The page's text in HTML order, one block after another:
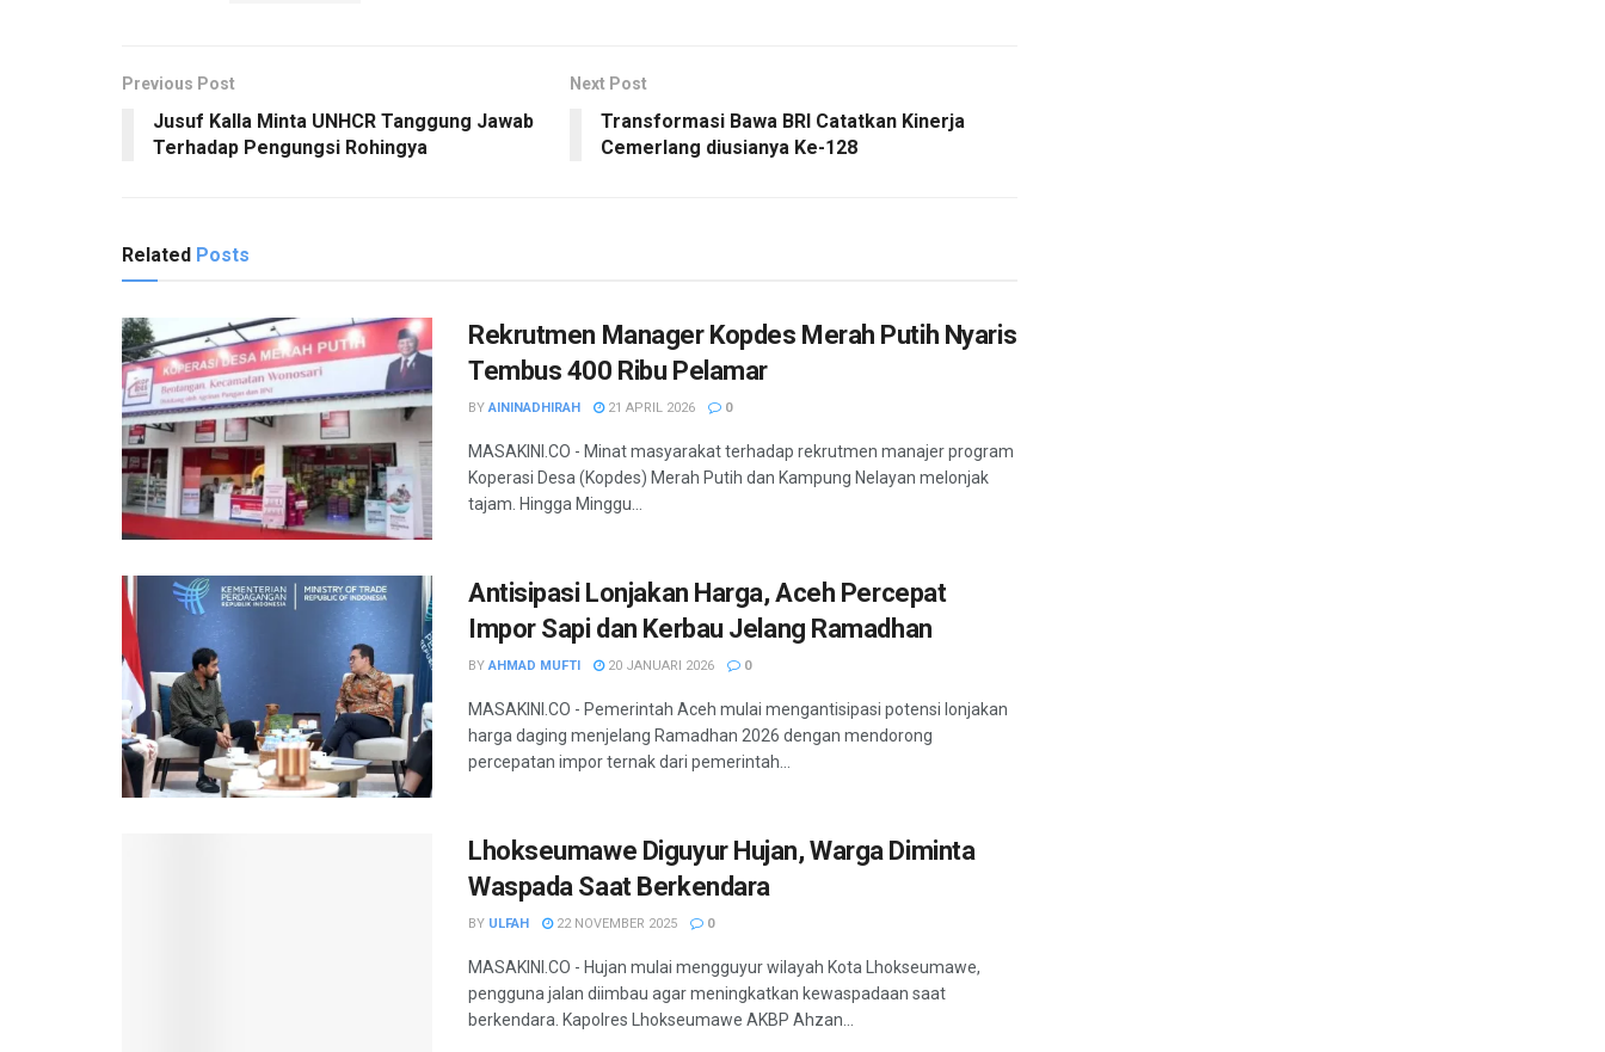
Previous Post
Jusuf Kalla Minta UNHCR Tanggung Jawab
Terhadap Pengungsi Rohingya
Next Post
Transformasi Bawa BRI Catatkan Kinerja
Cemerlang diusianya Ke-128
Related Posts
Rekrutmen Manager Kopdes Merah Putih Nyaris
Tembus 400 Ribu Pelamar
BY AININADHIRAH 21 APRIL 2026 0
MASAKINI.CO - Minat masyarakat terhadap rekrutmen manajer program
Koperasi Desa (Kopdes) Merah Putih dan Kampung Nelayan melonjak
tajam. Hingga Minggu...
Antisipasi Lonjakan Harga, Aceh Percepat
Impor Sapi dan Kerbau Jelang Ramadhan
BY AHMAD MUFTI 20 JANUARI 2026 0
MASAKINI.CO - Pemerintah Aceh mulai mengantisipasi potensi lonjakan
harga daging menjelang Ramadhan 2026 dengan mendorong
percepatan impor ternak dari pemerintah...
Lhokseumawe Diguyur Hujan, Warga Diminta
Waspada Saat Berkendara
BY ULFAH 22 NOVEMBER 2025 0
MASAKINI.CO - Hujan mulai mengguyur wilayah Kota Lhokseumawe,
pengguna jalan diimbau agar meningkatkan kewaspadaan saat
berkendara. Kapolres Lhokseumawe AKBP Ahzan...